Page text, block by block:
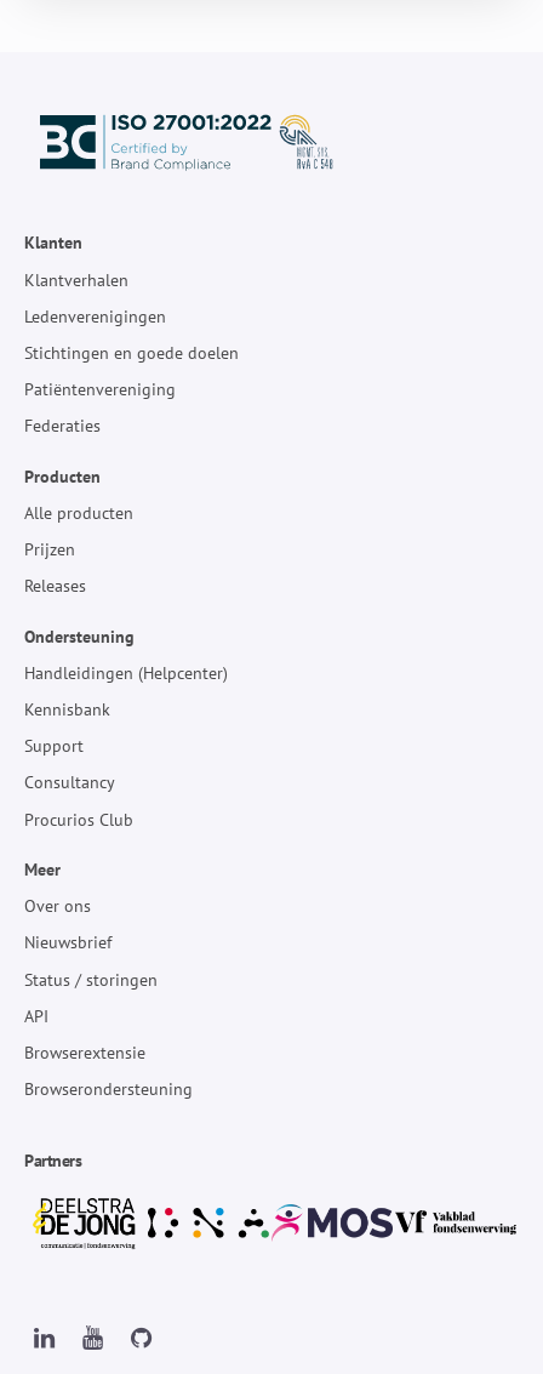
Klanten
Klantverhalen
Ledenverenigingen
Stichtingen en goede doelen
Patiëntenvereniging
Federaties
Producten
Alle producten
Prijzen
Releases
Ondersteuning
Handleidingen (Helpcenter)
Kennisbank
Support
Consultancy
Procurios Club
Meer
Over ons
Nieuwsbrief
Status / storingen
API
Browserextensie
Browserondersteuning
Partners